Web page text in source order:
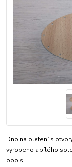
Dno na pletení s
vyrobeno z bílého
popis